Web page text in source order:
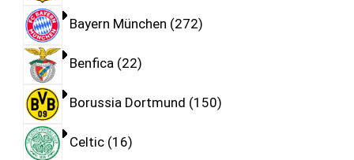
Bayern München 272
Benfica 22
Borussia Dortmund 150
Celtic 16